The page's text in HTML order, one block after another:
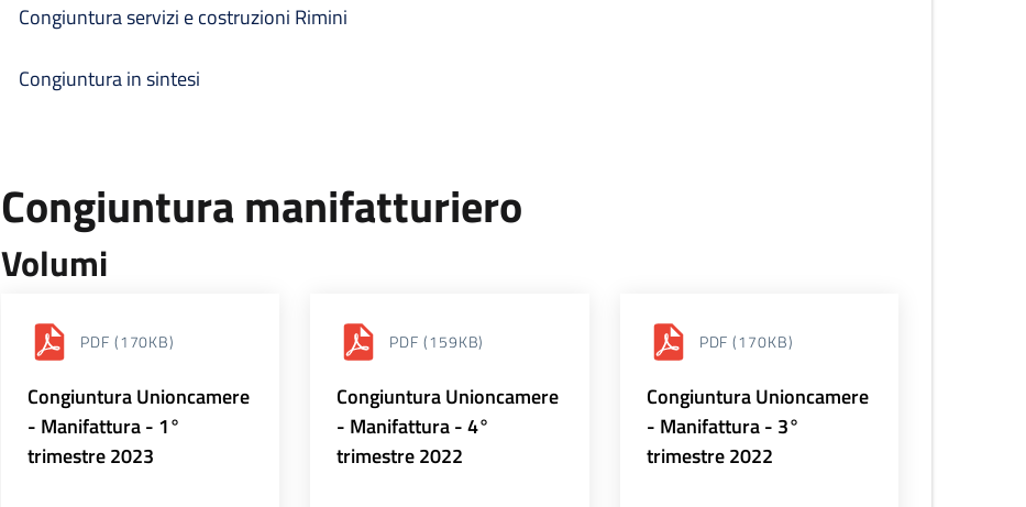
Congiuntura servizi e costruzioni Rimini
Congiuntura in sintesi
Congiuntura manifatturiero
Volumi
PDF (170KB)
Congiuntura Unioncamere
- Manifattura - 1°
trimestre 2023
PDF (159KB)
Congiuntura Unioncamere
- Manifattura - 4°
trimestre 2022
PDF (170KB)
Congiuntura Unioncamere
- Manifattura - 3°
trimestre 2022